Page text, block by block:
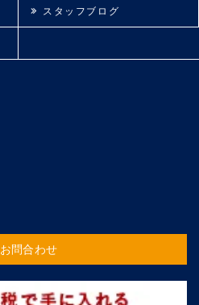
お問合わせ
スタッフブログ